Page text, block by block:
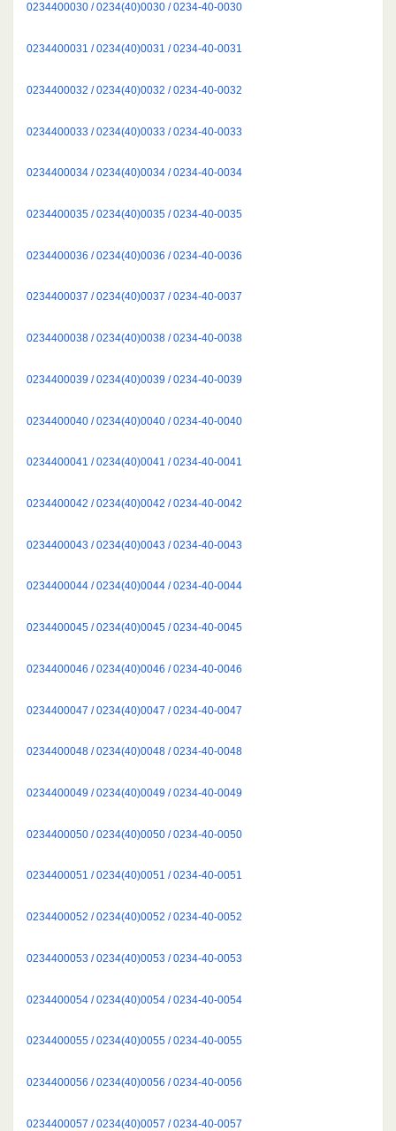
0234400030 / 0234(40)0030 / 0234-40-0030
0234400031 / 0234(40)0031 / 0234-40-0031
0234400032 / 0234(40)0032 / 0234-40-0032
0234400033 / 0234(40)0033 / 0234-40-0033
0234400034 / 0234(40)0034 / 0234-40-0034
0234400035 / 0234(40)0035 / 0234-40-0035
0234400036 / 0234(40)0036 / 0234-40-0036
0234400037 / 0234(40)0037 / 0234-40-0037
0234400038 / 0234(40)0038 / 0234-40-0038
0234400039 / 0234(40)0039 / 0234-40-0039
0234400040 / 0234(40)0040 / 0234-40-0040
0234400041 / 0234(40)0041 / 0234-40-0041
0234400042 / 0234(40)0042 / 0234-40-0042
0234400043 / 0234(40)0043 / 0234-40-0043
0234400044 / 0234(40)0044 / 0234-40-0044
0234400045 / 0234(40)0045 / 0234-40-0045
0234400046 / 0234(40)0046 / 0234-40-0046
0234400047 / 0234(40)0047 / 0234-40-0047
0234400048 / 0234(40)0048 / 0234-40-0048
0234400049 / 0234(40)0049 / 0234-40-0049
0234400050 / 0234(40)0050 / 0234-40-0050
0234400051 / 0234(40)0051 / 0234-40-0051
0234400052 / 0234(40)0052 / 0234-40-0052
0234400053 / 0234(40)0053 / 0234-40-0053
0234400054 / 0234(40)0054 / 0234-40-0054
0234400055 / 0234(40)0055 / 0234-40-0055
0234400056 / 0234(40)0056 / 0234-40-0056
0234400057 / 0234(40)0057 / 0234-40-0057